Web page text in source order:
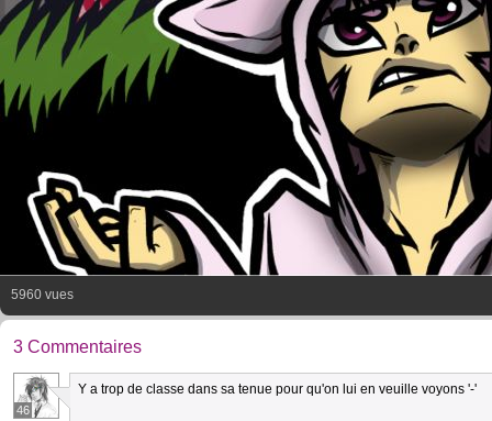
5960 vues
3 Commentaires
46
Y a trop de classe dans sa tenue pour qu'on lui en veuille voyons '-'